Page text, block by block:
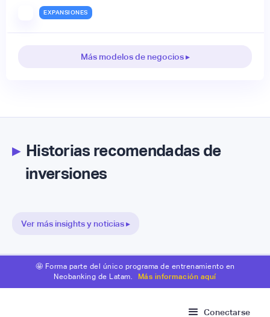
EXPANSIONES
Más modelos de negocios ▸
▸Historias recomendadas de
inversiones
Ver más insights y noticias ▸
🤩 Forma parte del único programa de entrenamiento en
Neobanking de Latam.
Más información aquí
Conectarse